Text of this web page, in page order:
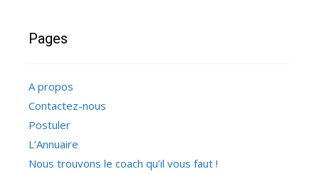
Pages
A propos
Contactez-nous
Postuler
L’Annuaire
Nous trouvons le coach qu’il vous faut !